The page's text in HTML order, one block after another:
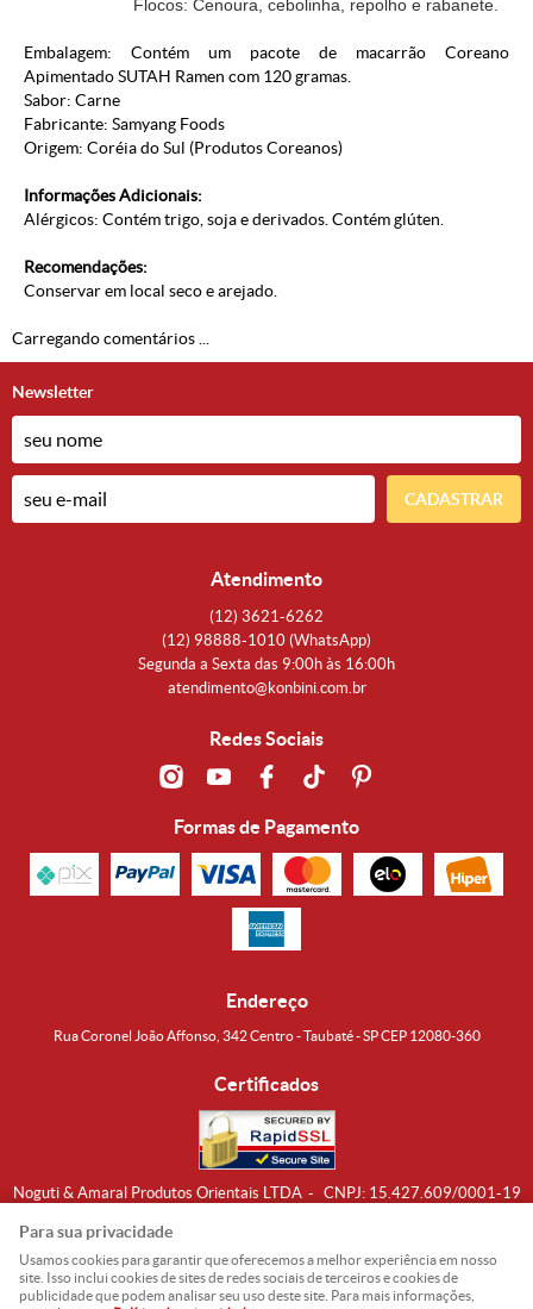
Flocos: Cenoura, cebolinha, repolho e rabanete.
Embalagem: Contém um pacote de macarrão Coreano
Apimentado SUTAH Ramen com 120 gramas.
Sabor: Carne
Fabricante: Samyang Foods
Origem: Coréia do Sul (Produtos Coreanos)
Informações Adicionais:
Alérgicos: Contém trigo, soja e derivados. Contém glúten.
Recomendações:
Conservar em local seco e arejado.
Carregando comentários ...
Newsletter
CADASTRAR
Atendimento
(12) 3621-6262
(12) 98888-1010 (WhatsApp)
Segunda a Sexta das 9:00h às 16:00h
atendimento@konbini.com.br
Redes Sociais
Formas de Pagamento
Endereço
Rua Coronel João Affonso, 342 Centro - Taubaté - SP CEP 12080-360
Certificados
Noguti & Amaral Produtos Orientais LTDA CNPJ: 15.427.609/0001-19
Para sua privacidade
Usamos cookies para garantir que oferecemos a melhor experiência em nosso
site. Isso inclui cookies de sites de redes sociais de terceiros e cookies de
publicidade que podem analisar seu uso deste site. Para mais informações,